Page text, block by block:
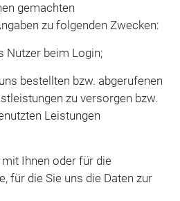
gemachten
zu folgenden Zwecken:
Nutzer beim Login;
bestellten bzw. abgerufenen
zu versorgen bzw.
Leistungen
Ihnen oder für die
für die Sie uns die Daten zur